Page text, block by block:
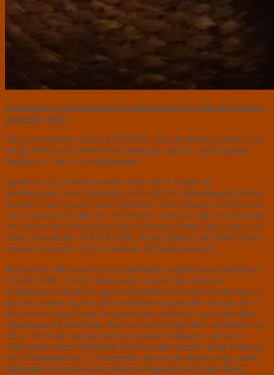
Anmeldelse af Teatermenuen på restaurant KIIN KIIN på Nørrebro,
november 2025.
Den ro der breder sig hos KIIN KIIN, når ens største problem er at
vælge mellem den funklende Champagne og den varme grønne
Pandan te – den ro er saliggørende.
Og den ro tog vi med os resten af den tid vi brugte på
Teatermenuen, som restaurant KIIN KIIN i Guldbergsgade tilbyder
for tiden. Først senere skulle Nørrebro Teater besøges, til deres nye
store satsning BAMBI ER TILBAGE, og lige så høje forventninger
som jeg havde til Bambi og Emma Sehested Høeg, lige så høje var
mine forventninger til KIIN KIIN, da jeg tidligere har prøvet deres
menuer og kender til deres tårnhøje Michelin standard.
Man starter altid med fem-seks forskellige finger-foods i kælderen
på KIIN KIIN, for den thailandske vibe der gennemsyrer
restauranten, inkluderer også en håndfuld af de lækreste thaisnacks
man kan tænke sig. Og det er også her vægelsindet viste sig, da vi
fik serveret dejligt varm Pandan te som velkomst, og et glas skøn
Champagne til snacksene. Men ned kom begge dele, og perfekt var
det jo. For vi fik varmen med den grønne Pandan te, og vores
vidunderlige tjener Benjamin havde jo også ganske rigtigt fortalt, at
den Champagne fra J. Charpentier som vi fik i glasset, lige præcis
indeholdt seks gode slurke til de små hapsere fra Smilets Land.